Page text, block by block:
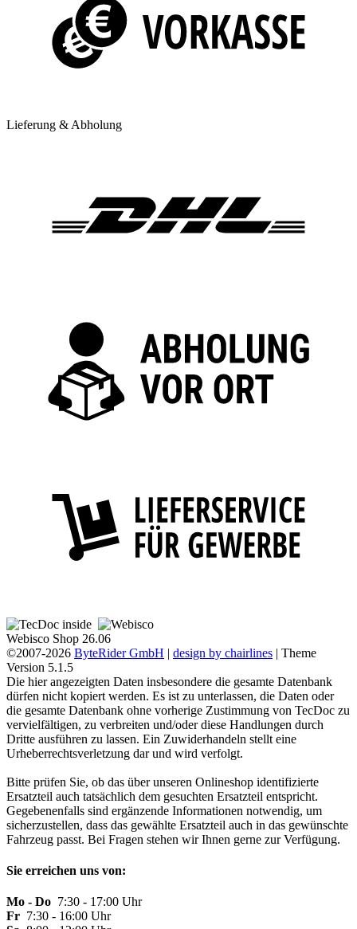
Lieferung & Abholung
Webisco Shop 26.06
©2007-2026 ByteRider GmbH | design by chairlines | Theme
Version 5.1.5
Die hier angezeigten Daten insbesondere die gesamte Datenbank
dürfen nicht kopiert werden. Es ist zu unterlassen, die Daten oder
die gesamte Datenbank ohne vorherige Zustimmung von TecDoc zu
vervielfältigen, zu verbreiten und/oder diese Handlungen durch
Dritte ausführen zu lassen. Ein Zuwiderhandeln stellt eine
Urheberrechtsverletzung dar und wird verfolgt.
Bitte prüfen Sie, ob das über unseren Onlineshop identifizierte
Ersatzteil auch tatsächlich dem gesuchten Ersatzteil entspricht.
Gegebenenfalls sind ergänzende Informationen notwendig, um
sicherzustellen, dass das gewählte Ersatzteil auch in das gewünschte
Fahrzeug passt. Bei Fragen stehen wir Ihnen gerne zur Verfügung.
Sie erreichen uns von:
Mo - Do 7:30 - 17:00 Uhr
Fr 7:30 - 16:00 Uhr